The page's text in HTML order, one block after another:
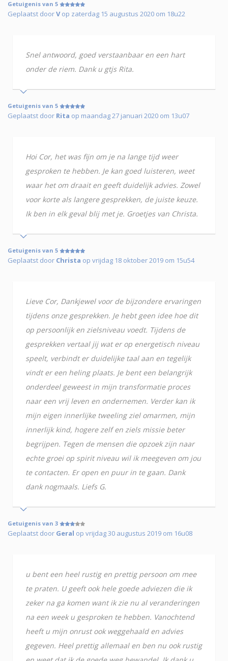
Getuigenis van 5
Geplaatst doorVop zaterdag 15 augustus 2020 om 18u22
Snel antwoord, goed verstaanbaar en een hart
onder de riem. Dank u gtjs Rita.
Getuigenis van 5
Geplaatst door Rita op maandag 27 januari 2020 om 13u07
Hoi Cor, het was fijn om je na lange tijd weer
gesproken te hebben. Je kan goed luisteren, weet
waar het om draait en geeft duidelijk advies. Zowel
voor korte als langere gesprekken, de juiste keuze.
Ik ben in elk geval blij met je. Groetjes van Christa.
Getuigenis van 5
Geplaatst door Christa op vrijdag 18 oktober 2019 om 15u54
Lieve Cor, Dankjewel voor de bijzondere ervaringen
tijdens onze gesprekken. Je hebt geen idee hoe dit
op persoonlijk en zielsniveau voedt. Tijdens de
gesprekken vertaal jij wat er op energetisch niveau
speelt, verbindt er duidelijke taal aan en tegelijk
vindt er een heling plaats. Je bent een belangrijk
onderdeel geweest in mijn transformatie proces
naar een vrij leven en ondernemen. Verder kan ik
mijn eigen innerlijke tweeling ziel omarmen, mijn
innerlijk kind, hogere zelf en ziels missie beter
begrijpen. Tegen de mensen die opzoek zijn naar
echte groei op spirit niveau wil ik meegeven om jou
te contacten. Er open en puur in te gaan. Dank
dank nogmaals. Liefs G.
Getuigenis van 3
Geplaatst door Geral op vrijdag 30 augustus 2019 om 16u08
u bent een heel rustig en prettig persoon om mee
te praten. U geeft ook hele goede adviezen die ik
zeker na ga komen want ik zie nu al veranderingen
na een week u gesproken te hebben. Vanochtend
heeft u mijn onrust ook weggehaald en advies
gegeven. Heel prettig allemaal en ben nu ook rustig